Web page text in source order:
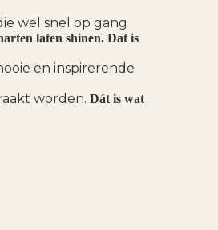
wel snel op gang
laten shinen. Dat is
en inspirerende
worden. Dát is wat